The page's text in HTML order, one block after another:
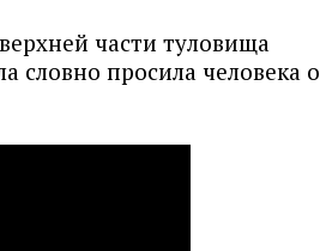
части туловища
просила человека о